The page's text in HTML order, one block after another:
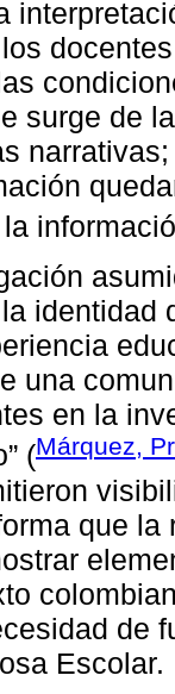
surge de
una
en la
(Márquez,
que
de
Escolar.